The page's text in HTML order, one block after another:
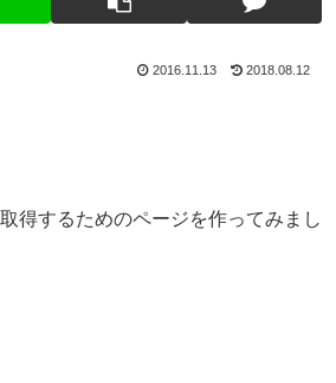
2016.11.13 2018.08.12
得するためのページを作ってみまし